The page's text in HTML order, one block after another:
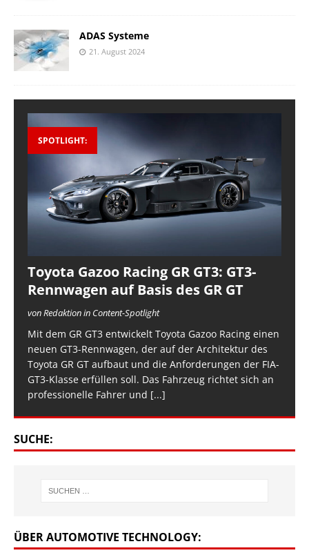
ADAS Systeme
21. August 2024
SPOTLIGHT:
Toyota Gazoo Racing GR GT3: GT3-
Rennwagen auf Basis des GR GT
von Redaktion in Content-Spotlight
Mit dem GR GT3 entwickelt Toyota Gazoo Racing einen
neuen GT3-Rennwagen, der auf der Architektur des
Toyota GR GT aufbaut und die Anforderungen der FIA-
GT3-Klasse erfüllen soll. Das Fahrzeug richtet sich an
professionelle Fahrer und [...]
SUCHE:
ÜBER AUTOMOTIVE TECHNOLOGY: